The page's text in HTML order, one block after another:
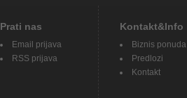
Prati nas
Email prijava
RSS prijava
Kontakt&Info
Biznis ponuda
Predlozi
Kontakt